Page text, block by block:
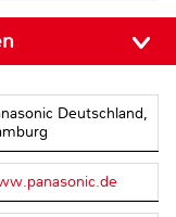
Deutschland,